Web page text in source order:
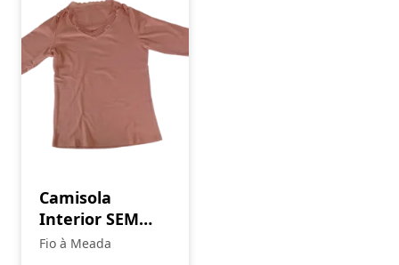
Camisola
Interior SEM
PREÇO
Fio à Meada